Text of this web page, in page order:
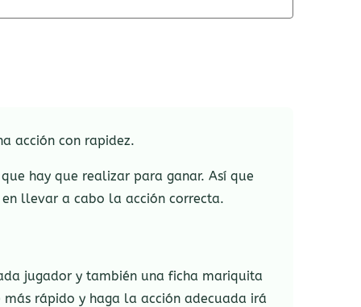
acción con rapidez.
hay que realizar para ganar. Así que
llevar a cabo la acción correcta.
jugador y también una ficha mariquita
rápido y haga la acción adecuada irá